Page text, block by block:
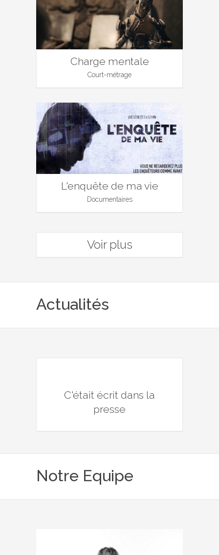
Charge mentale
Court-métrage
L'enquête de ma vie
Documentaires
Voir plus
Actualités
C'était écrit dans la
presse
Notre Equipe